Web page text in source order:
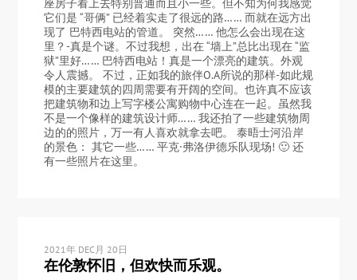
座房子看上去特别普通而且小一些。但不知为何我感觉
它们是 “哥俩” 已经着实走了很远的路…… 而就在远方出
现了 巴特西电站的管道。 突然…… 他怎么会出现在这
里？-真是个谜。不过我想，出在 “墙上”总比出现在 “监
狱”里好…… 巴特西电站！真是一个漂亮的建筑。外观
令人震撼。 不过，正如我的旅伴O.A所说的那样-如此规
模的主要建筑的四周需要有开阔的空间。也许真不应该
把建筑物和边上写字楼公寓购物中心连在一起。虽然我
不是一个像样的建筑设计师…… 我还拍了一些建筑物周
边的的照片，万一有人喜欢就拿去吧。 泰晤士河沿岸
的景色： 其它一些…… 平克·弗洛伊德乐队现场! 🙂 还
有一些照片在这里。
2021年 DEC月 20日
在伦敦怀旧，但欢快而乐观。